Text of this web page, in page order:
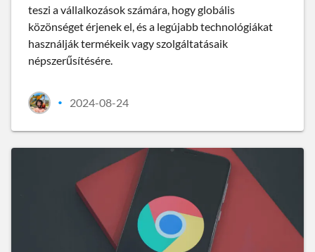
teszi a vállalkozások számára, hogy globális
közönséget érjenek el, és a legújabb technológiákat
használják termékeik vagy szolgáltatásaik
népszerűsítésére.
• 2024-08-24